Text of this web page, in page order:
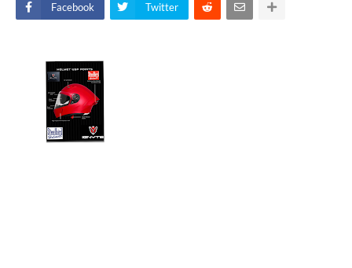
Facebook Twitter